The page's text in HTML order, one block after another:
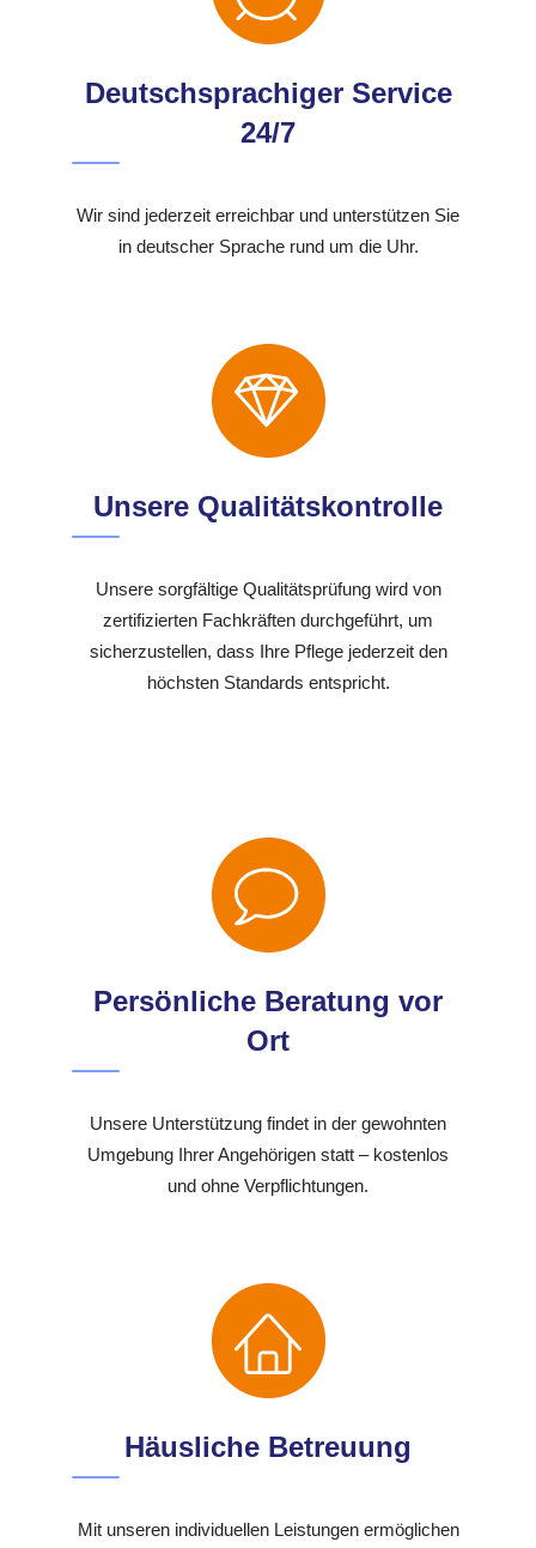
Deutschsprachiger Service
24/7
Wir sind jederzeit erreichbar und unterstützen Sie
in deutscher Sprache rund um die Uhr.
Unsere Qualitätskontrolle
Unsere sorgfältige Qualitätsprüfung wird von
zertifizierten Fachkräften durchgeführt, um
sicherzustellen, dass Ihre Pflege jederzeit den
höchsten Standards entspricht.
Persönliche Beratung vor
Ort
Unsere Unterstützung findet in der gewohnten
Umgebung Ihrer Angehörigen statt – kostenlos
und ohne Verpflichtungen.
Häusliche Betreuung
Mit unseren individuellen Leistungen ermöglichen